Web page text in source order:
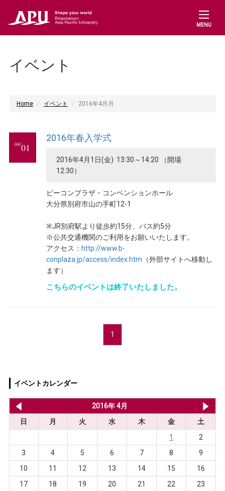
MENU
イベント
Home イベント 2016年4月月
04/01
2016年春入学式
2016年4月1日(金) 13:30～14:20 （開場
12:30）
ビーコンプラザ・コンベンションホール
大分県別府市山の手町12-1
※JR別府駅より徒歩約15分、バス約5分
※公共交通機関のご利用をお願いいたします。
アクセス： http://www.b-
conplaza.jp/access/index.htm （外部サイトへ移動し
ます）
こちらのイベントは終了いたしました。
1
イベントカレンダー
2016年 4月
日
月 火 水 木 金
土
1
2
3
4 5 6 7 8
9
10
11 12 13 14 15
16
17
18 19 20 21 22
23